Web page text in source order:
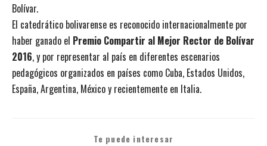
Bolívar.
El catedrático bolivarense es reconocido internacionalmente por
haber ganado el Premio Compartir al Mejor Rector de Bolívar
2016, y por representar al país en diferentes escenarios
pedagógicos organizados en países como Cuba, Estados Unidos,
España, Argentina, México y recientemente en Italia.
Te puede interesar